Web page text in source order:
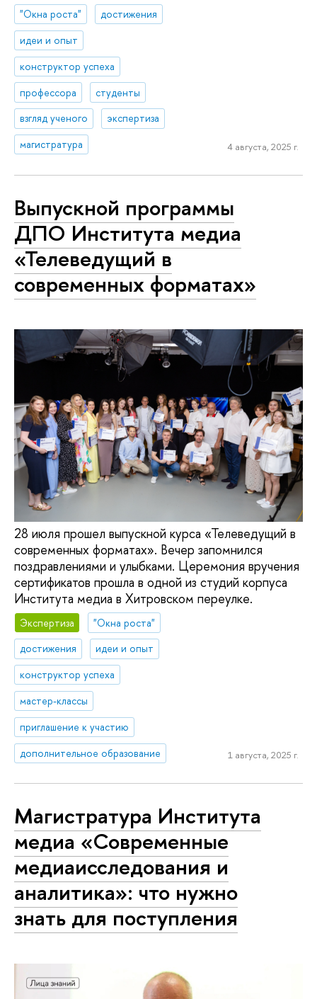
"Окна роста"
достижения
идеи и опыт
конструктор успеха
профессора
студенты
взгляд ученого
экспертиза
магистратура
4 августа, 2025 г.
Выпускной программы
ДПО Института медиа
«Телеведущий в
современных форматах»
28 июля прошел выпускной курса «Телеведущий в
современных форматах». Вечер запомнился
поздравлениями и улыбками. Церемония вручения
сертификатов прошла в одной из студий корпуса
Института медиа в Хитровском переулке.
Экспертиза
"Окна роста"
достижения
идеи и опыт
конструктор успеха
мастер-классы
приглашение к участию
дополнительное образование
1 августа, 2025 г.
Магистратура Института
медиа «Современные
медиаисследования и
аналитика»: что нужно
знать для поступления